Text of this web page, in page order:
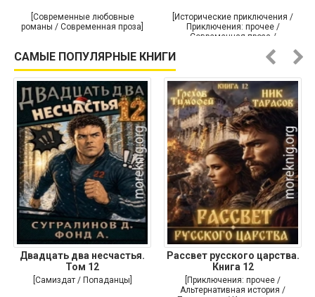
[Современные любовные
романы / Современная проза]
[Исторические приключения /
Приключения: прочее /
Современная проза /
САМЫЕ ПОПУЛЯРНЫЕ КНИГИ
Двадцать два несчастья.
Том 12
[Самиздат / Попаданцы]
Рассвет русского царства.
Книга 12
[Приключения: прочее /
Альтернативная история /